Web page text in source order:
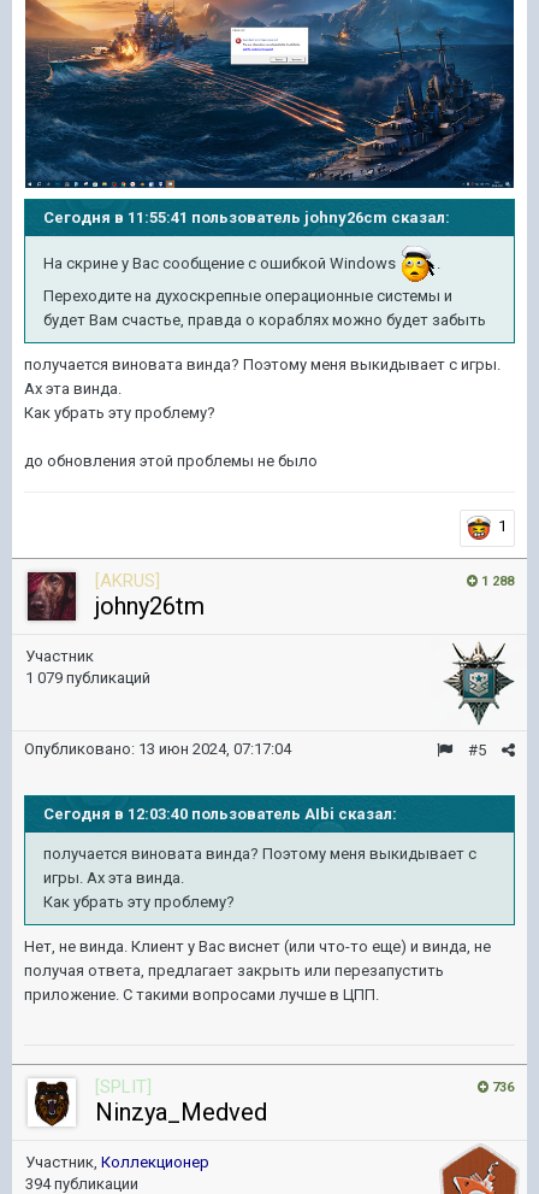
Сегодня в 11:55:41 пользователь johny26cm сказал:
На скрине у Вас сообщение с ошибкой Windows
.
Переходите на духоскрепные операционные системы и
будет Вам счастье, правда о кораблях можно будет забыть
получается виновата винда? Поэтому меня выкидывает с игры.
Ах эта винда.
Как убрать эту проблему?
до обновления этой проблемы не было
1
1 288
[AKRUS]
johny26tm
Участник
1 079 публикаций
#5
Опубликовано: 13 июн 2024, 07:17:04
Сегодня в 12:03:40 пользователь AIbi сказал:
получается виновата винда? Поэтому меня выкидывает с
игры. Ах эта винда.
Как убрать эту проблему?
Нет, не винда. Клиент у Вас виснет (или что-то еще) и винда, не
получая ответа, предлагает закрыть или перезапустить
приложение. С такими вопросами лучше в ЦПП.
736
[SPLIT]
Ninzya_Medved
Участник, Коллекционер
394 публикации